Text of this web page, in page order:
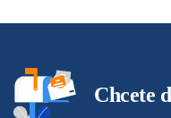
Chcete